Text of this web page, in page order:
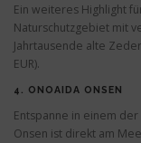
Ein weiteres Highlight
Naturschutzgebiet mit
Jahrtausende alte
EUR).
4. ONOAIDA ONSEN
Entspanne in einem
Onsen ist direkt am